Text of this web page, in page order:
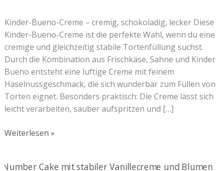
Kinder-Bueno-Creme – cremig, schokoladig, lecker Diese
Kinder-Bueno-Creme ist die perfekte Wahl, wenn du eine
cremige und gleichzeitig stabile Tortenfüllung suchst.
Durch die Kombination aus Frischkäse, Sahne und Kinder
Bueno entsteht eine luftige Creme mit feinem
Haselnussgeschmack, die sich wunderbar zum Füllen von
Torten eignet. Besonders praktisch: Die Creme lässt sich
leicht verarbeiten, sauber aufspritzen und […]
Weiterlesen »
Stabile